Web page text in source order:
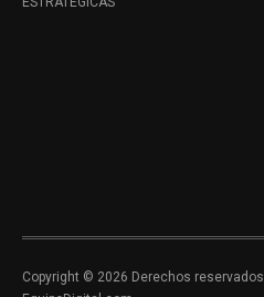
Copyright © 2026 Derechos reservados